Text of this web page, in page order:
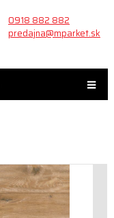
0918 882 882
predajna@mparket.sk